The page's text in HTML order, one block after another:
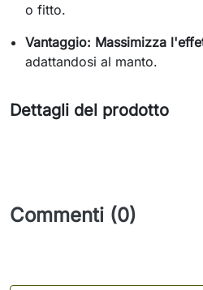
o fitto.
Vantaggio: Massimizza
adattandosi al manto.
Dettagli del prodotto
Commenti (0)